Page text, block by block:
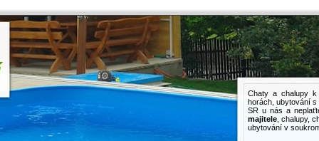
Chaty a chalupy k
horách, ubytování s
SR u nás a
majitele, chalupy,
ubytování v